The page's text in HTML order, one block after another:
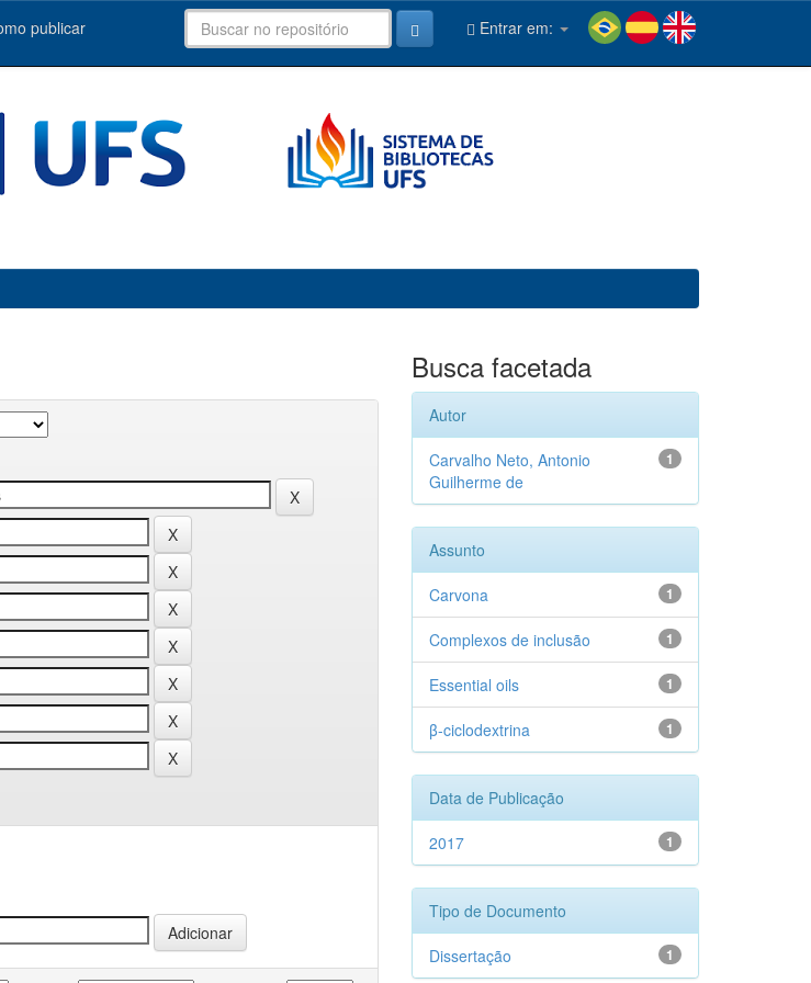
publicar Entrar em:
Busca facetada
Autor
1
Carvalho Neto, Antonio
Guilherme de
Assunto
1
Carvona
1
Complexos de inclusão
1
Essential oils
1
β-ciclodextrina
Data de Publicação
1
2017
Tipo de Documento
1
Dissertação